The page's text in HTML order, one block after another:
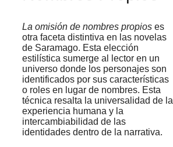
La omisión de nombres propios es
otra faceta distintiva en las novelas
de Saramago. Esta elección
estilística sumerge al lector en un
universo donde los personajes son
identificados por sus características
o roles en lugar de nombres. Esta
técnica resalta la universalidad de la
experiencia humana y la
intercambiabilidad de las
identidades dentro de la narrativa.